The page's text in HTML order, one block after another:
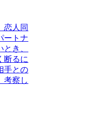
恋人同
ートナ
き、
断るに
手との
考察し